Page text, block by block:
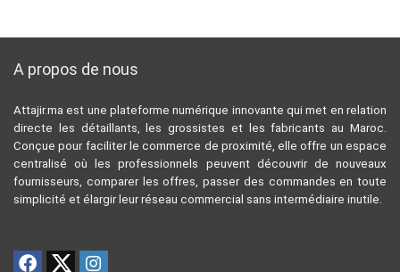
A propos de nous
Attajir.ma est une plateforme numérique innovante qui met en relation
directe les détaillants, les grossistes et les fabricants au Maroc.
Conçue pour faciliter le commerce de proximité, elle offre un espace
centralisé où les professionnels peuvent découvrir de nouveaux
fournisseurs, comparer les offres, passer des commandes en toute
simplicité et élargir leur réseau commercial sans intermédiaire inutile.